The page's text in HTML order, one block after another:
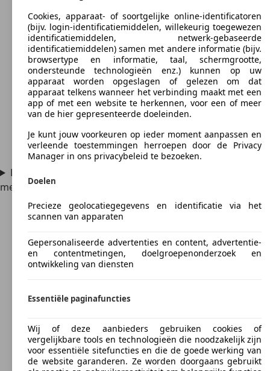
Hoeveel kilo mag een Mercedes-Benz MB 100 trekken
met een aanhanger?
Cookies, apparaat- of soortgelijke online-identificatoren
(bijv. login-identificatiemiddelen, willekeurig toegewezen
identificatiemiddelen, netwerk-gebaseerde
identificatiemiddelen) samen met andere informatie (bijv.
browsertype en informatie, taal, schermgrootte,
ondersteunde technologieën enz.) kunnen op uw
apparaat worden opgeslagen of gelezen om dat
apparaat telkens wanneer het verbinding maakt met een
app of met een website te herkennen, voor een of meer
van de hier gepresenteerde doeleinden.
Je kunt jouw voorkeuren op ieder moment aanpassen en
verleende toestemmingen herroepen door de Privacy
Manager in ons privacybeleid te bezoeken.
Doelen
Precieze geolocatiegegevens en identificatie via het
scannen van apparaten
Gepersonaliseerde advertenties en content, advertentie-
en contentmetingen, doelgroepenonderzoek en
ontwikkeling van diensten
Essentiële paginafuncties
Wij of deze aanbieders gebruiken cookies of
vergelijkbare tools en technologieën die noodzakelijk zijn
voor essentiële sitefuncties en die de goede werking van
de website garanderen. Ze worden doorgaans gebruikt